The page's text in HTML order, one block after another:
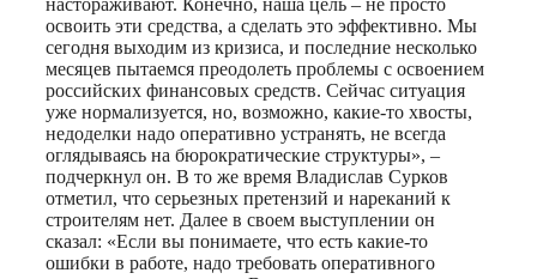
освоить эти средства, а сделать это эффективно. Мы
сегодня выходим из кризиса, и последние несколько
месяцев пытаемся преодолеть проблемы с освоением
российских финансовых средств. Сейчас ситуация
уже нормализуется, но, возможно, какие-то хвосты,
недоделки надо оперативно устранять, не всегда
оглядываясь на бюрократические структуры», –
подчеркнул он. В то же время Владислав Сурков
отметил, что серьезных претензий и нареканий к
строителям нет. Далее в своем выступлении он
сказал: «Если вы понимаете, что есть какие-то
ошибки в работе, надо требовать оперативного